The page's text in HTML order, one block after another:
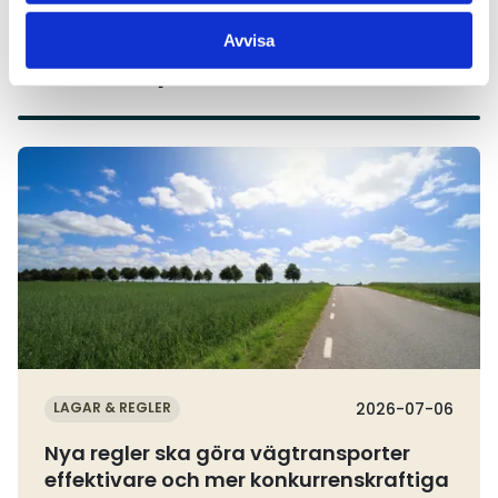
Avvisa
Aktuella nyheter
LAGAR & REGLER 2026-07-06
Nya regler ska göra vägtransporter
effektivare och mer konkurrenskraftiga
Läs mer